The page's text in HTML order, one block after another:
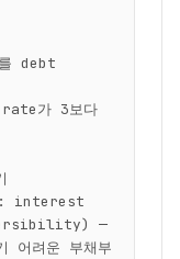
debt
가 3보다
: interest
—
어려운 부채부